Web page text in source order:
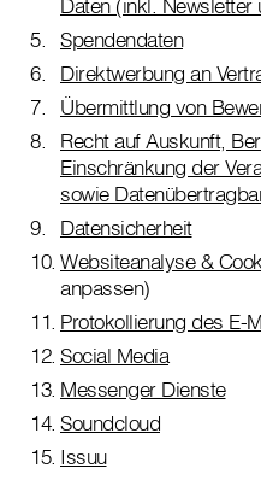
Daten (inkl. Newsletter
Spendendaten
Direktwerbung an
Übermittlung von
Recht auf Auskunft,
Einschränkung der
sowie
Datensicherheit
Websiteanalyse &
anpassen)
Protokollierung des E-
Social Media
Messenger Dienste
Soundcloud
Issuu